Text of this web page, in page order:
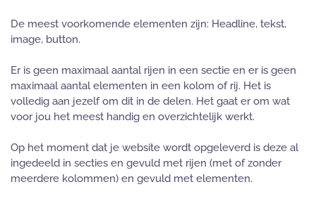
De meest voorkomende elementen zijn: Headline, tekst,
image, button.
Er is geen maximaal aantal rijen in een sectie en er is geen
maximaal aantal elementen in een kolom of rij. Het is
volledig aan jezelf om dit in de delen. Het gaat er om wat
voor jou het meest handig en overzichtelijk werkt.
Op het moment dat je website wordt opgeleverd is deze al
ingedeeld in secties en gevuld met rijen (met of zonder
meerdere kolommen) en gevuld met elementen.